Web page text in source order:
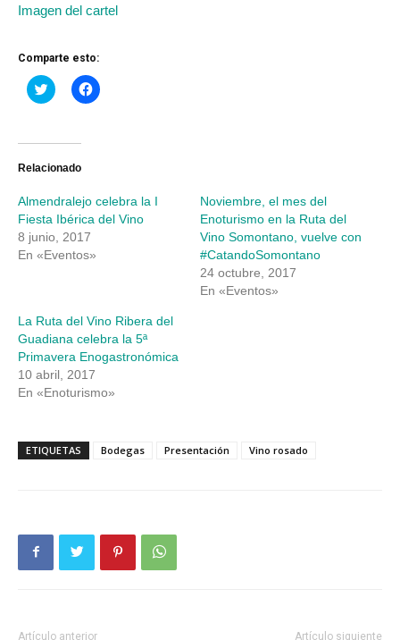
Imagen del cartel
Comparte esto:
Haz
clic
Twitter
abre
ventana
nueva)
Haz
clic
ventana
nueva)
Relacionado
Almendralejo celebra la I
Fiesta Ibérica del Vino
8 junio, 2017
En «Eventos»
Noviembre, el mes del
Enoturismo en la Ruta del
Vino Somontano, vuelve con
#CatandoSomontano
24 octubre, 2017
En «Eventos»
La Ruta del Vino Ribera del
Guadiana celebra la 5ª
Primavera Enogastronómica
10 abril, 2017
En «Enoturismo»
ETIQUETAS Bodegas Presentación Vino rosado
Artículo anterior Artículo siguiente